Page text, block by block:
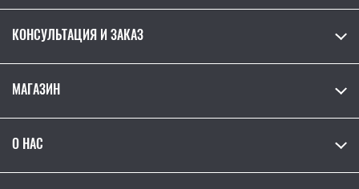
КОНСУЛЬТАЦИЯ И ЗАКАЗ
МАГАЗИН
О НАС